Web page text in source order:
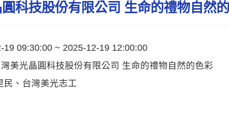
科技股份有限公司 生命的禮物自然
19 09:30:00 ~ 2025-12-19 12:00:00
美光晶圓科技股份有限公司 生命的禮物自然的色彩
民、台灣美光志工